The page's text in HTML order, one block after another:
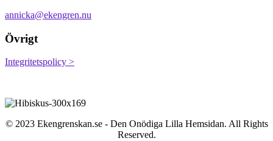
annicka@ekengren.nu
Övrigt
Integritetspolicy >
© 2023 Ekengrenskan.se - Den Onödiga Lilla Hemsidan. All Rights
Reserved.